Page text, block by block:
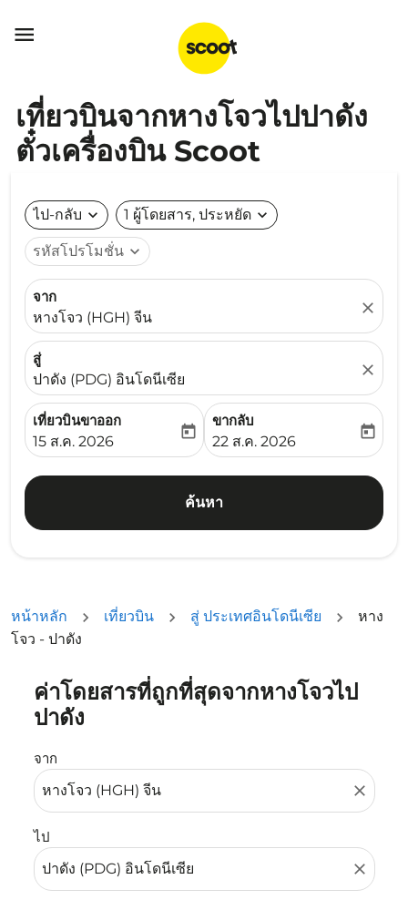

เที่ยวบินจากหางโจวไปปาดัง
ตั๋วเครื่องบิน Scoot
ไป-กลับ expand_more 1 ผู้โดยสาร, ประหยัด expand_more
รหัสโปรโมชั่น expand_more
จาก
หางโจว (HGH) จีน
close
สู่
ปาดัง (PDG) อินโดนีเซีย
close
เที่ยวบินขาออก
fc-booking-departure-date-aria-label
15 ส.ค. 2026
today
ขากลับ
fc-booking-return-date-
22 ส.ค. 2026
today
ค้นหา
หน้าหลัก เที่ยวบิน สู่ ประเทศอินโดนีเซีย
หาง
โจว - ปาดัง
ค่าโดยสารที่ถูกที่สุดจากหางโจวไป
ปาดัง
จาก
close
ไป
close
ลองอัปเดตเส้นทางของคุณ (ต้นทางและ/หรือปลายทาง) หรื